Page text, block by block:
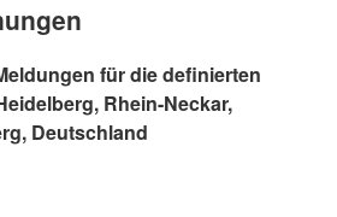
für die definierten
Rhein-Neckar,
Deutschland